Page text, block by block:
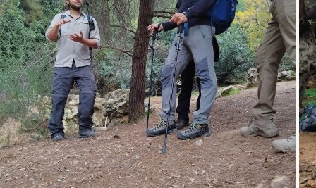
הוצאות הגעה לנקודת מפגש
ארוחות
הוצאות אישיות
מדיניות ביטולים
החל מ-24 שעות לאחר הרכישה אין החזר עמלת אשראי
(2%).
מ-10 ימים לפני תאריך היציאה יחויב סכום של 60%
מעלות הטרק.
מ-5 ימים לפני תאריך היציאה יחויב סכום של 80% מעלות
הטרק.
אין החזר כספי החל מ-48 שעות לפני תאריך היציאה.